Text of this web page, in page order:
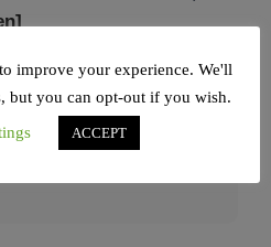
beAw, erinnern wir uns
Ersten und
improve your experience. We'll
but you can opt-out if you wish.
ACCEPT